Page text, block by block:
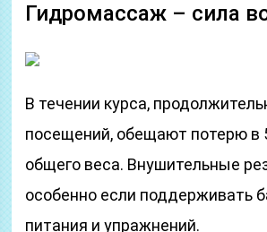
Гидромассаж – сила
В течении курса,
посещений, обещают потерю в
общего веса. Внушительные
особенно если поддерживать
питания и упражнений.